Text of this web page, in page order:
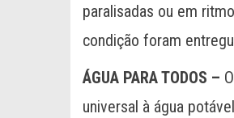
paralisadas ou em
condição foram
ÁGUA PARA TODOS –
universal à água